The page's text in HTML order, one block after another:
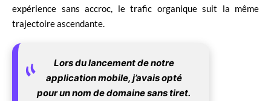
expérience sans accroc, le trafic organique suit la même
trajectoire ascendante.
Lors du lancement de notre
application mobile, j’avais opté
pour un nom de domaine sans tiret.